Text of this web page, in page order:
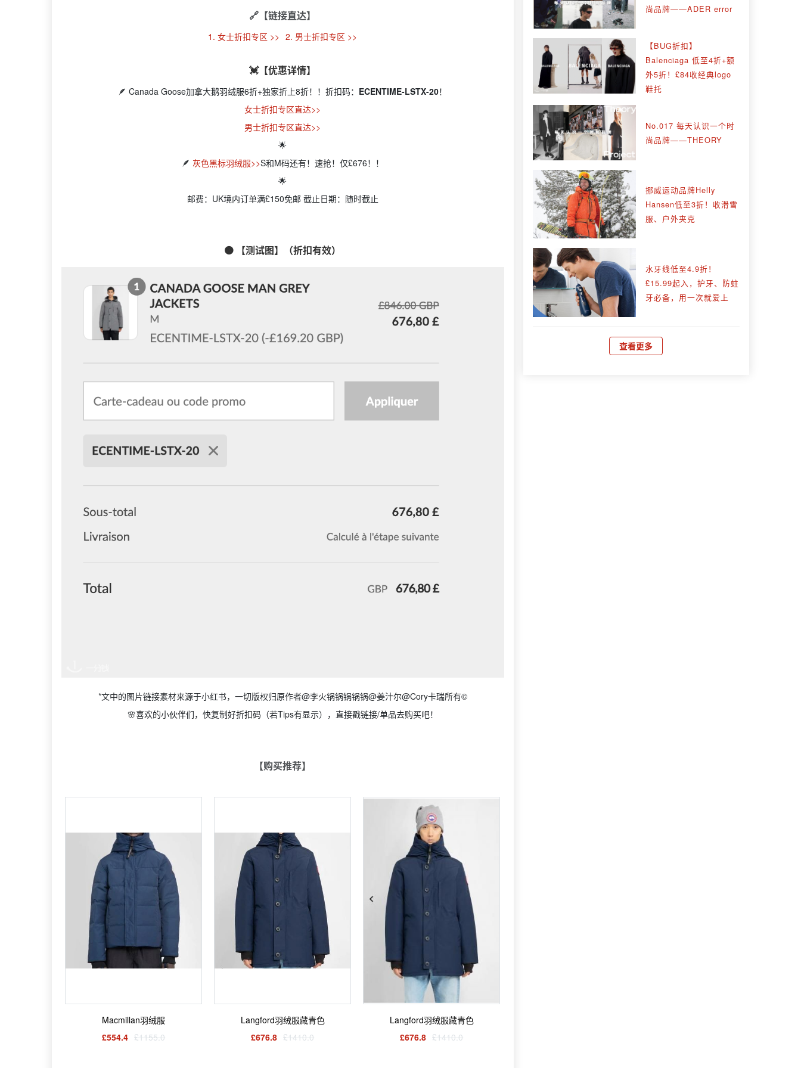
🔗【链接直达】
1. 女士折扣专区 >> 2. 男士折扣专区 >>
💓【优惠详情】
🪶 Canada Goose加拿大鹅羽绒服6折+独家折上8折！！折扣码： ECENTIME-LSTX-20！
女士折扣专区直达>>
男士折扣专区直达>>
🌟
🪶 灰色黑标羽绒服>>S和M码还有！速抢！仅£676！！
🌟
邮费：UK境内订单满£150免邮 截止日期：随时截止
🟠 【测试图】（折扣有效）
*文中的图片链接素材来源于小红书，一切版权归原作者@李火锅锅锅锅锅@姜汁尔@Cory卡瑞所有©
🌸喜欢的小伙伴们，快复制好折扣码（若Tips有显示），直接戳链接/单品去购买吧！
【购买推荐】
Macmillan羽绒服
£554.4 £1155.0
Langford羽绒服藏青色
£676.8 £1410.0
Langford羽绒服藏青色
£676.8 £1410.0
尚品牌——ADER error
【BUG折扣】
Balenciaga 低至4折+额
外5折！£84收经典logo
鞋托
No.017 每天认识一个时
尚品牌——THEORY
挪威运动品牌Helly
Hansen低至3折！收滑雪
服、户外夹克
水牙线低至4.9折！
£15.99起入，护牙、防蛀
牙必备，用一次就爱上
查看更多